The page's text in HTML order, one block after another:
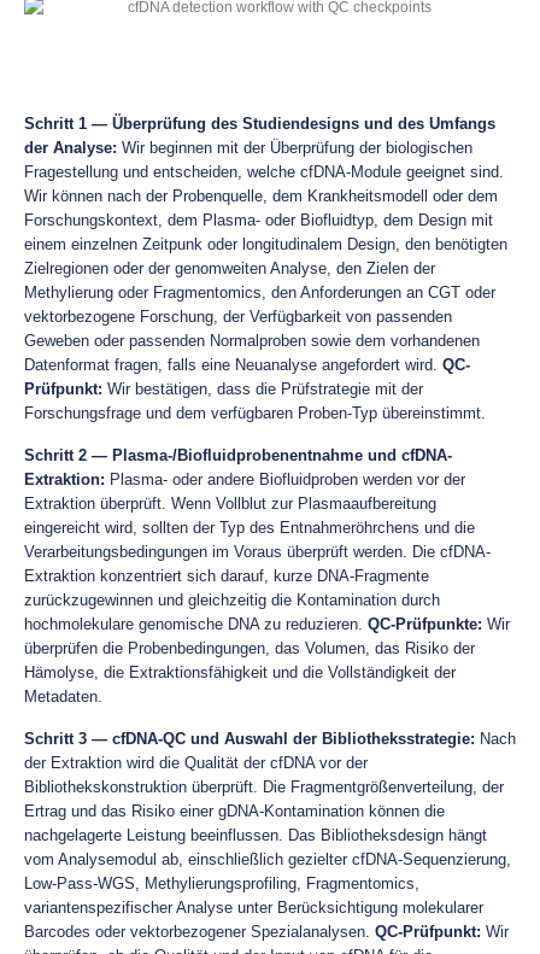
Schritt 1 — Überprüfung des Studiendesigns und des Umfangs
der Analyse: Wir beginnen mit der Überprüfung der biologischen
Fragestellung und entscheiden, welche cfDNA-Module geeignet sind.
Wir können nach der Probenquelle, dem Krankheitsmodell oder dem
Forschungskontext, dem Plasma- oder Biofluidtyp, dem Design mit
einem einzelnen Zeitpunk oder longitudinalem Design, den benötigten
Zielregionen oder der genomweiten Analyse, den Zielen der
Methylierung oder Fragmentomics, den Anforderungen an CGT oder
vektorbezogene Forschung, der Verfügbarkeit von passenden
Geweben oder passenden Normalproben sowie dem vorhandenen
Datenformat fragen, falls eine Neuanalyse angefordert wird. QC-
Prüfpunkt: Wir bestätigen, dass die Prüfstrategie mit der
Forschungsfrage und dem verfügbaren Proben-Typ übereinstimmt.
Schritt 2 — Plasma-/Biofluidprobenentnahme und cfDNA-
Extraktion: Plasma- oder andere Biofluidproben werden vor der
Extraktion überprüft. Wenn Vollblut zur Plasmaaufbereitung
eingereicht wird, sollten der Typ des Entnahmeröhrchens und die
Verarbeitungsbedingungen im Voraus überprüft werden. Die cfDNA-
Extraktion konzentriert sich darauf, kurze DNA-Fragmente
zurückzugewinnen und gleichzeitig die Kontamination durch
hochmolekulare genomische DNA zu reduzieren. QC-Prüfpunkte: Wir
überprüfen die Probenbedingungen, das Volumen, das Risiko der
Hämolyse, die Extraktionsfähigkeit und die Vollständigkeit der
Metadaten.
Schritt 3 — cfDNA-QC und Auswahl der Bibliotheksstrategie: Nach
der Extraktion wird die Qualität der cfDNA vor der
Bibliothekskonstruktion überprüft. Die Fragmentgrößenverteilung, der
Ertrag und das Risiko einer gDNA-Kontamination können die
nachgelagerte Leistung beeinflussen. Das Bibliotheksdesign hängt
vom Analysemodul ab, einschließlich gezielter cfDNA-Sequenzierung,
Low-Pass-WGS, Methylierungsprofiling, Fragmentomics,
variantenspezifischer Analyse unter Berücksichtigung molekularer
Barcodes oder vektorbezogener Spezialanalysen. QC-Prüfpunkt: Wir